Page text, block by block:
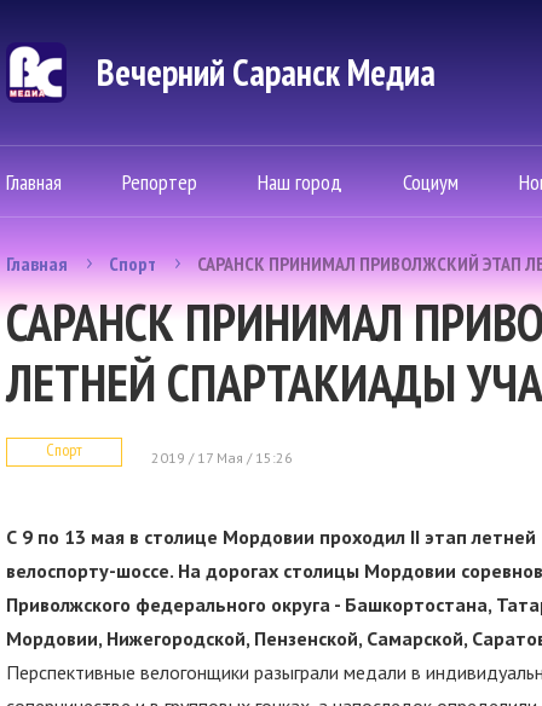
Вечерний Саранск Mедиа
Главная Репортер Наш город Социум
Главная Спорт САРАНСК ПРИНИМАЛ ПРИВОЛЖСКИЙ ЭТАП
САРАНСК ПРИНИМАЛ
ЛЕТНЕЙ СПАРТАКИАДЫ
Спорт 2019 / 17 Мая / 15:26
С 9 по 13 мая в столице Мордовии проходил II этап
велоспорту-шоссе. На дорогах столицы Мордовии
Приволжского федерального округа - Башкортостана,
Мордовии, Нижегородской, Пензенской, Самарской,
Перспективные велогонщики разыграли медали в